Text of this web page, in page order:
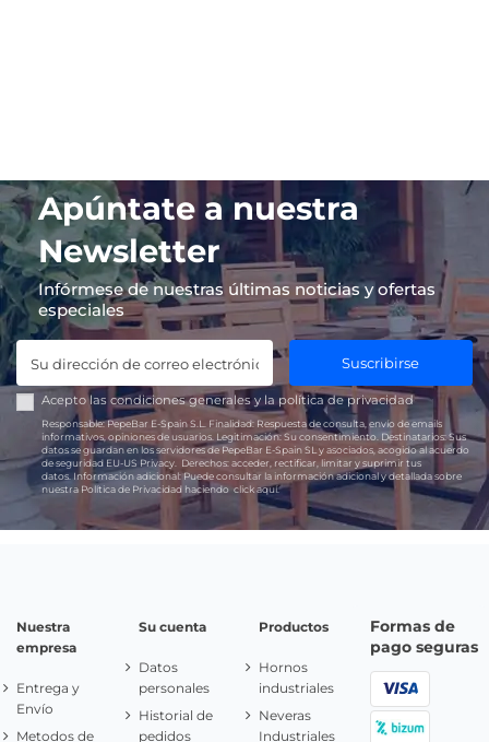
Apúntate a nuestra
Newsletter
Infórmese de nuestras últimas noticias y ofertas
especiales
Suscribirse
Acepto las condiciones generales y lapolítica de privacidad
Responsable:PepeBar E-Spain S.L. Finalidad: Respuesta de consulta, envío de emails
informativos, opiniones de usuarios. Legitimación: Su consentimiento. Destinatarios:Sus
datos se guardan en los servidores de PepeBar E-Spain SL y asociados, acogido al acuerdo
de seguridad EU-US Privacy. Derechos: acceder, rectificar, limitar y suprimir tus
datos.Información adicional:Puede consultar la información adicional y detallada sobre
nuestra Política de Privacidad haciendoclick aquí.
Nuestra
empresa
Entrega y
Envío
Metodos de
Su cuenta
Datos
personales
Historial de
pedidos
Productos
Hornos
industriales
Neveras
Industriales
Formas de
pago seguras